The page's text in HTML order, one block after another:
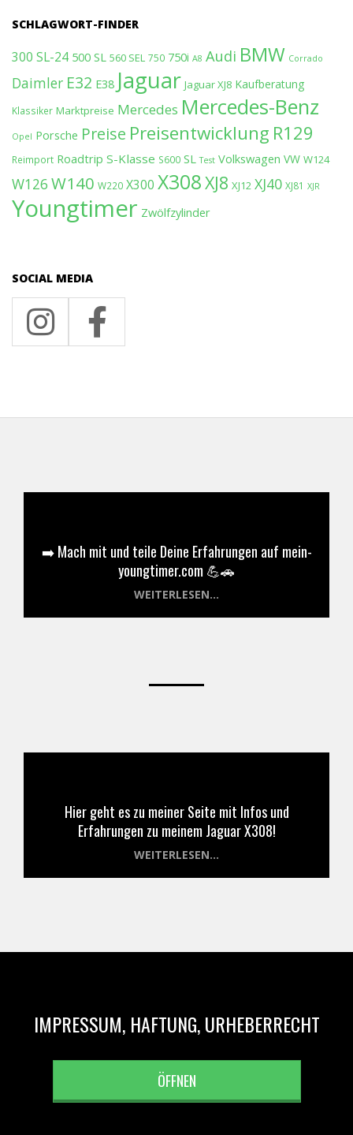
SCHLAGWORT-FINDER
300 SL-24 500 SL 560 SEL 750 750i A8 Audi BMW Corrado
Daimler E32 E38 Jaguar Jaguar XJ8 Kaufberatung
Klassiker Marktpreise Mercedes Mercedes-Benz
Opel Porsche Preise Preisentwicklung R129
Reimport Roadtrip S-Klasse S600 SL Test Volkswagen VW W124
W126 W140 W220 X300 X308XJ8 XJ12 XJ40 XJ81 XJR
Youngtimer Zwölfzylinder
SOCIAL MEDIA
➡️ Mach mit und teile Deine Erfahrungen auf mein-
youngtimer.com 💪🚗
WEITERLESEN...
Hier geht es zu meiner Seite mit Infos und
Erfahrungen zu meinem Jaguar X308!
WEITERLESEN...
IMPRESSUM, HAFTUNG, URHEBERRECHT
ÖFFNEN